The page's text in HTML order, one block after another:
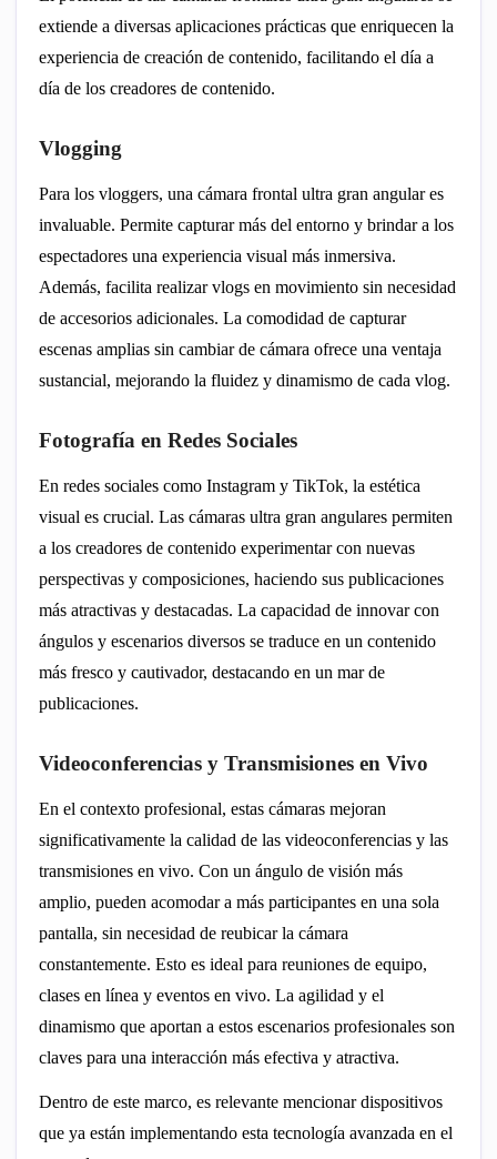
extiende a diversas aplicaciones prácticas que enriquecen la
experiencia de creación de contenido, facilitando el día a
día de los creadores de contenido.
Vlogging
Para los vloggers, una cámara frontal ultra gran angular es
invaluable. Permite capturar más del entorno y brindar a los
espectadores una experiencia visual más inmersiva.
Además, facilita realizar vlogs en movimiento sin necesidad
de accesorios adicionales. La comodidad de capturar
escenas amplias sin cambiar de cámara ofrece una ventaja
sustancial, mejorando la fluidez y dinamismo de cada vlog.
Fotografía en Redes Sociales
En redes sociales como Instagram y TikTok, la estética
visual es crucial. Las cámaras ultra gran angulares permiten
a los creadores de contenido experimentar con nuevas
perspectivas y composiciones, haciendo sus publicaciones
más atractivas y destacadas. La capacidad de innovar con
ángulos y escenarios diversos se traduce en un contenido
más fresco y cautivador, destacando en un mar de
publicaciones.
Videoconferencias y Transmisiones en Vivo
En el contexto profesional, estas cámaras mejoran
significativamente la calidad de las videoconferencias y las
transmisiones en vivo. Con un ángulo de visión más
amplio, pueden acomodar a más participantes en una sola
pantalla, sin necesidad de reubicar la cámara
constantemente. Esto es ideal para reuniones de equipo,
clases en línea y eventos en vivo. La agilidad y el
dinamismo que aportan a estos escenarios profesionales son
claves para una interacción más efectiva y atractiva.
Dentro de este marco, es relevante mencionar dispositivos
que ya están implementando esta tecnología avanzada en el